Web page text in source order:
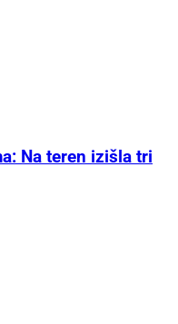
Na teren izišla tri